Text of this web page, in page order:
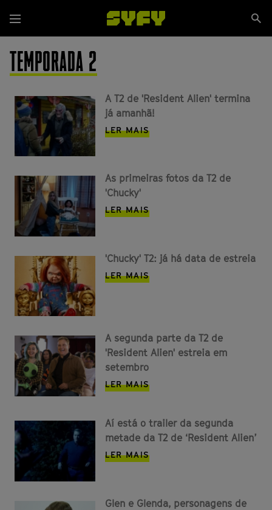
para
o
conteúdo
principal
Menu
TEMPORADA 2
A T2 de 'Resident Alien' termina
já amanhã!
LER MAIS
As primeiras fotos da T2 de
'Chucky'
LER MAIS
'Chucky' T2: já há data de estreia
LER MAIS
A segunda parte da T2 de
'Resident Alien' estreia em
setembro
LER MAIS
Aí está o trailer da segunda
metade da T2 de ‘Resident Alien’
LER MAIS
Glen e Glenda, personagens de